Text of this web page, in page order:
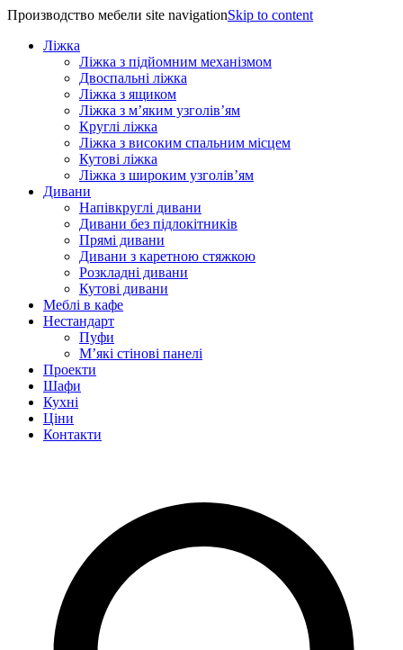
Производство мебели site navigationSkip to content
Ліжка
Ліжка з підйомним механізмом
Двоспальні ліжка
Ліжка з ящиком
Ліжка з м’яким узголів’ям
Круглі ліжка
Ліжка з високим спальним місцем
Кутові ліжка
Ліжка з широким узголів’ям
Дивани
Напівкруглі дивани
Дивани без підлокітників
Прямі дивани
Дивани з каретною стяжкою
Розкладні дивани
Кутові дивани
Меблі в кафе
Нестандарт
Пуфи
М’які стінові панелі
Проекти
Шафи
Кухні
Ціни
Контакти